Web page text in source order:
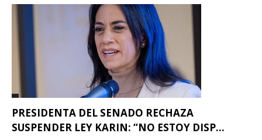
PRESIDENTA DEL SENADO RECHAZA
SUSPENDER LEY KARIN: “NO ESTOY DISP...